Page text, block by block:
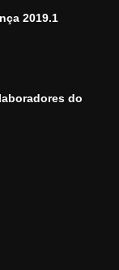
2019.1
do